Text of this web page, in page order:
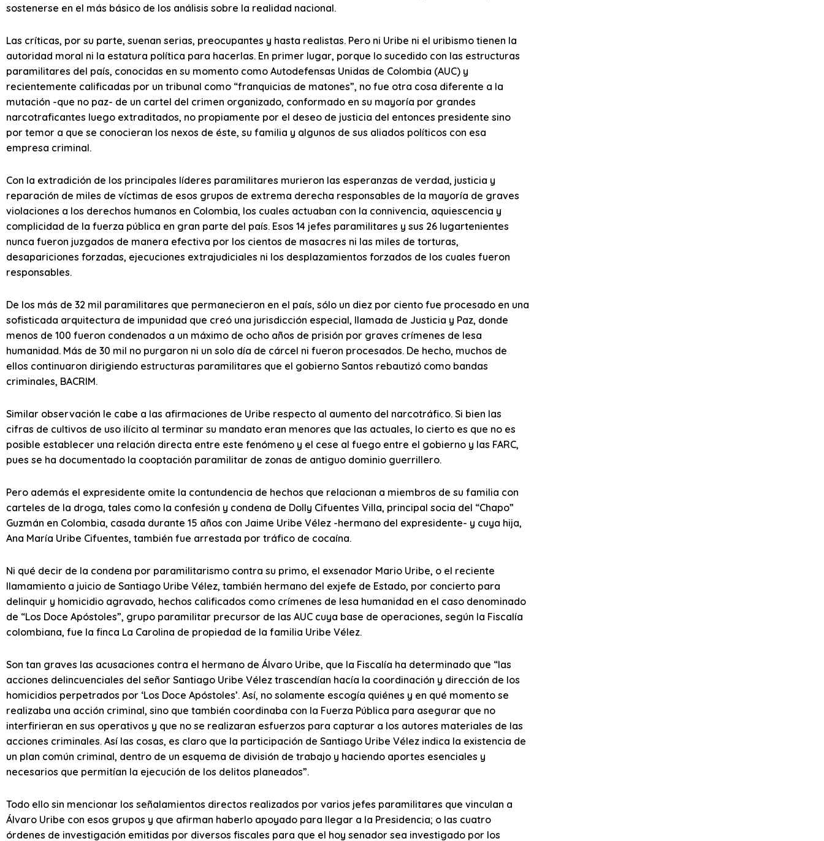
sostenerse en el más básico de los análisis sobre la realidad nacional.
Las críticas, por su parte, suenan serias, preocupantes y hasta realistas. Pero ni Uribe ni el uribismo tienen la
autoridad moral ni la estatura política para hacerlas. En primer lugar, porque lo sucedido con las estructuras
paramilitares del país, conocidas en su momento como Autodefensas Unidas de Colombia (AUC) y
recientemente calificadas por un tribunal como “franquicias de matones”, no fue otra cosa diferente a la
mutación -que no paz- de un cartel del crimen organizado, conformado en su mayoría por grandes
narcotraficantes luego extraditados, no propiamente por el deseo de justicia del entonces presidente sino
por temor a que se conocieran los nexos de éste, su familia y algunos de sus aliados políticos con esa
empresa criminal.
Con la extradición de los principales líderes paramilitares murieron las esperanzas de verdad, justicia y
reparación de miles de víctimas de esos grupos de extrema derecha responsables de la mayoría de graves
violaciones a los derechos humanos en Colombia, los cuales actuaban con la connivencia, aquiescencia y
complicidad de la fuerza pública en gran parte del país. Esos 14 jefes paramilitares y sus 26 lugartenientes
nunca fueron juzgados de manera efectiva por los cientos de masacres ni las miles de torturas,
desapariciones forzadas, ejecuciones extrajudiciales ni los desplazamientos forzados de los cuales fueron
responsables.
De los más de 32 mil paramilitares que permanecieron en el país, sólo un diez por ciento fue procesado en una
sofisticada arquitectura de impunidad que creó una jurisdicción especial, llamada de Justicia y Paz, donde
menos de 100 fueron condenados a un máximo de ocho años de prisión por graves crímenes de lesa
humanidad. Más de 30 mil no purgaron ni un solo día de cárcel ni fueron procesados. De hecho, muchos de
ellos continuaron dirigiendo estructuras paramilitares que el gobierno Santos rebautizó como bandas
criminales, BACRIM.
Similar observación le cabe a las afirmaciones de Uribe respecto al aumento del narcotráfico. Si bien las
cifras de cultivos de uso ilícito al terminar su mandato eran menores que las actuales, lo cierto es que no es
posible establecer una relación directa entre este fenómeno y el cese al fuego entre el gobierno y las FARC,
pues se ha documentado la cooptación paramilitar de zonas de antiguo dominio guerrillero.
Pero además el expresidente omite la contundencia de hechos que relacionan a miembros de su familia con
carteles de la droga, tales como la confesión y condena de Dolly Cifuentes Villa, principal socia del “Chapo”
Guzmán en Colombia, casada durante 15 años con Jaime Uribe Vélez -hermano del expresidente- y cuya hija,
Ana María Uribe Cifuentes, también fue arrestada por tráfico de cocaína.
Ni qué decir de la condena por paramilitarismo contra su primo, el exsenador Mario Uribe, o el reciente
llamamiento a juicio de Santiago Uribe Vélez, también hermano del exjefe de Estado, por concierto para
delinquir y homicidio agravado, hechos calificados como crímenes de lesa humanidad en el caso denominado
de “Los Doce Apóstoles”, grupo paramilitar precursor de las AUC cuya base de operaciones, según la Fiscalía
colombiana, fue la finca La Carolina de propiedad de la familia Uribe Vélez.
Son tan graves las acusaciones contra el hermano de Álvaro Uribe, que la Fiscalía ha determinado que “las
acciones delincuenciales del señor Santiago Uribe Vélez trascendían hacía la coordinación y dirección de los
homicidios perpetrados por ‘Los Doce Apóstoles’. Así, no solamente escogía quiénes y en qué momento se
realizaba una acción criminal, sino que también coordinaba con la Fuerza Pública para asegurar que no
interfirieran en sus operativos y que no se realizaran esfuerzos para capturar a los autores materiales de las
acciones criminales. Así las cosas, es claro que la participación de Santiago Uribe Vélez indica la existencia de
un plan común criminal, dentro de un esquema de división de trabajo y haciendo aportes esenciales y
necesarios que permitían la ejecución de los delitos planeados”.
Todo ello sin mencionar los señalamientos directos realizados por varios jefes paramilitares que vinculan a
Álvaro Uribe con esos grupos y que afirman haberlo apoyado para llegar a la Presidencia; o las cuatro
órdenes de investigación emitidas por diversos fiscales para que el hoy senador sea investigado por los